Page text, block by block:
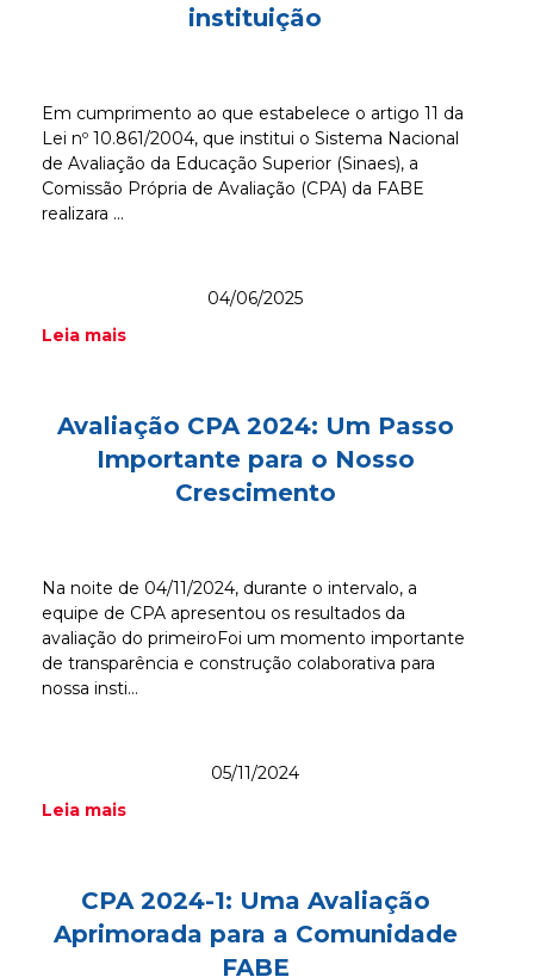
instituição
Em cumprimento ao que estabelece o artigo 11 da
Lei nº 10.861/2004, que institui o Sistema Nacional
de Avaliação da Educação Superior (Sinaes), a
Comissão Própria de Avaliação (CPA) da FABE
realizara ...
04/06/2025
Leia mais
Avaliação CPA 2024: Um Passo
Importante para o Nosso
Crescimento
Na noite de 04/11/2024, durante o intervalo, a
equipe de CPA apresentou os resultados da
avaliação do primeiroFoi um momento importante
de transparência e construção colaborativa para
nossa insti...
05/11/2024
Leia mais
CPA 2024-1: Uma Avaliação
Aprimorada para a Comunidade
FABE